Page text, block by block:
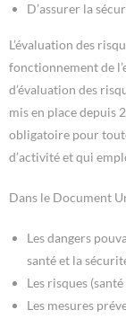
D’assurer la
L’évaluation des
fonctionnement de
d’évaluation des
mis en place depuis
obligatoire pour
d’activité et qui
Dans le Document
Les dangers
santé et la
Les risques
Les mesures